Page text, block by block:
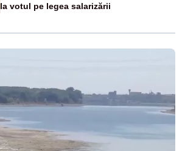
la votul pe legea salarizării